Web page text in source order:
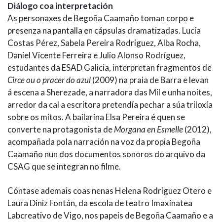
Diálogo coa interpretación
As personaxes de Begoña Caamaño toman corpo e
presenza na pantalla en cápsulas dramatizadas. Lucía
Costas Pérez, Sabela Pereira Rodríguez, Alba Rocha,
Daniel Vicente Ferreira e Julio Alonso Rodríguez,
estudantes da ESAD Galicia, interpretan fragmentos de
Circe ou o pracer do azul(2009) na praia de Barra e levan
á escena a Sherezade, a narradora das Mil e unha noites,
arredor da cal a escritora pretendía pechar a súa triloxía
sobre os mitos. A bailarina Elsa Pereira é quen se
converte na protagonista deMorgana en Esmelle(2012),
acompañada pola narración na voz da propia Begoña
Caamaño nun dos documentos sonoros do arquivo da
CSAG que se integran no filme.
Cóntase ademais coas nenas Helena Rodríguez Otero e
Laura Diniz Fontán, da escola de teatro Imaxinatea
Labcreativo de Vigo, nos papeis de Begoña Caamaño e a